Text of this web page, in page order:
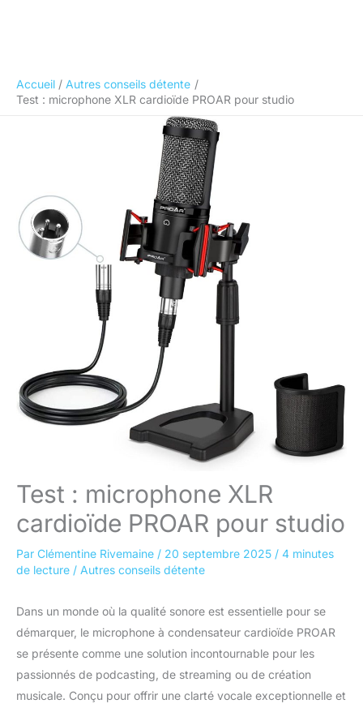
Accueil
Autres conseils détente
Test : microphone XLR cardioïde PROAR pour studio
Test : microphone XLR
cardioïde PROAR pour studio
Par Clémentine Rivemaine / 20 septembre 2025 / 4 minutes
de lecture / Autres conseils détente
Dans un monde où la qualité sonore est essentielle pour se
démarquer, le microphone à condensateur cardioïde PROAR
se présente comme une solution incontournable pour les
passionnés de podcasting, de streaming ou de création
musicale. Conçu pour offrir une clarté vocale exceptionnelle et